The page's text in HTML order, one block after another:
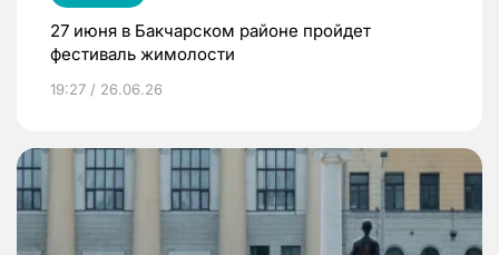
27 июня в Бакчарском районе пройдет
фестиваль жимолости
19:27 / 26.06.26